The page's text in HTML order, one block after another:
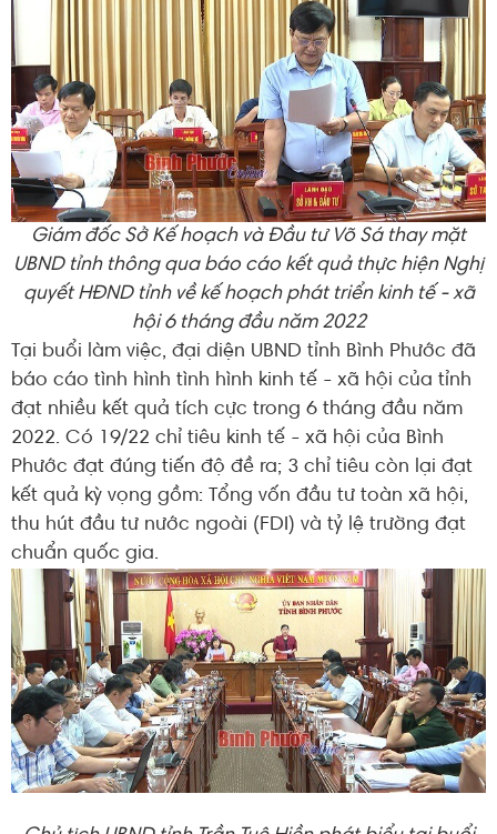
Giám đốc Sở Kế hoạch và Đầu tư Võ Sá thay mặt
UBND tỉnh thông qua báo cáo kết quả thực hiện Nghị
quyết HĐND tỉnh về kế hoạch phát triển kinh tế - xã
hội 6 tháng đầu năm 2022
Tại buổi làm việc, đại diện UBND tỉnh Bình Phước đã
báo cáo tình hình tình hình kinh tế - xã hội của tỉnh
đạt nhiều kết quả tích cực trong 6 tháng đầu năm
2022. Có 19/22 chỉ tiêu kinh tế - xã hội của Bình
Phước đạt đúng tiến độ đề ra; 3 chỉ tiêu còn lại đạt
kết quả kỳ vọng gồm: Tổng vốn đầu tư toàn xã hội,
thu hút đầu tư nước ngoài (FDI) và tỷ lệ trường đạt
chuẩn quốc gia.